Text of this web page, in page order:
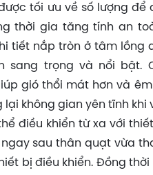
tối ưu về số lượng để
thời gia tăng tính an
tiết nắp tròn ở tâm lồng
sang trọng và nổi bật.
gió thổi mát hơn và
không gian yên tĩnh khi
điều khiển từ xa với
sau thân quạt vừa
bị điều khiển. Đồng